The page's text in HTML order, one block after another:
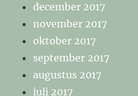
december 2017
november 2017
oktober 2017
september 2017
augustus 2017
juli 2017